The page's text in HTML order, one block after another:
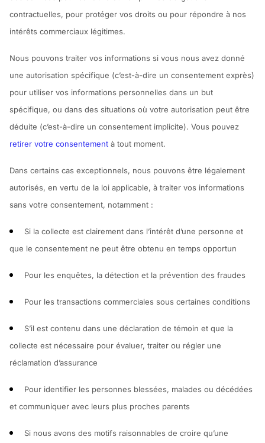
contractuelles, pour protéger vos droits ou pour répondre à nos
intérêts commerciaux légitimes.
Nous pouvons traiter vos informations si vous nous avez donné
une autorisation spécifique (c’est-à-dire un consentement exprès)
pour utiliser vos informations personnelles dans un but
spécifique, ou dans des situations où votre autorisation peut être
déduite (c’est-à-dire un consentement implicite). Vous pouvez
retirer votre consentement à tout moment.
Dans certains cas exceptionnels, nous pouvons être légalement
autorisés, en vertu de la loi applicable, à traiter vos informations
sans votre consentement, notamment :
Si la collecte est clairement dans l’intérêt d’une personne et
que le consentement ne peut être obtenu en temps opportun
Pour les enquêtes, la détection et la prévention des fraudes
Pour les transactions commerciales sous certaines conditions
S’il est contenu dans une déclaration de témoin et que la
collecte est nécessaire pour évaluer, traiter ou régler une
réclamation d’assurance
Pour identifier les personnes blessées, malades ou décédées
et communiquer avec leurs plus proches parents
Si nous avons des motifs raisonnables de croire qu’une